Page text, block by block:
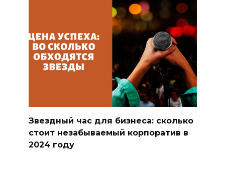
Звездный час для бизнеса: сколько
стоит незабываемый корпоратив в
2024 году